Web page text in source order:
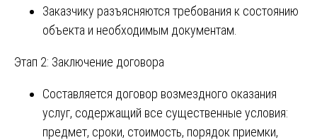
Заказчику разъясняются требования к состоянию
объекта и необходимым документам.
Этап 2: Заключение договора
Составляется договор возмездного оказания
услуг, содержащий все существенные условия:
предмет, сроки, стоимость, порядок приемки,